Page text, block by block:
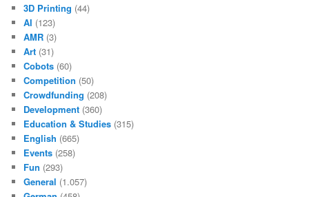
3D Printing (44)
AI (123)
AMR (3)
Art (31)
Cobots (60)
Competition (50)
Crowdfunding (208)
Development (360)
Education & Studies (315)
English (665)
Events (258)
Fun (293)
General (1.057)